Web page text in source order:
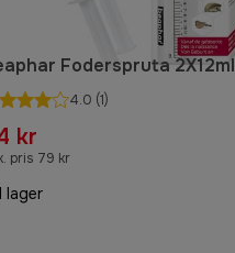
Foderspruta 2X12ml
4.0 (1)
kr
pris 79 kr
I lager